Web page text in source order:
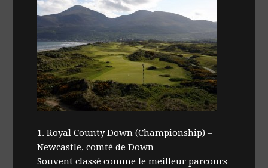
1. Royal County Down (Championship) –
Newcastle, comté de Down
Souvent classé comme le meilleur parcours